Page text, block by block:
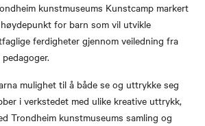
kunstmuseums Kunstcamp markert
for barn som vil utvikle
ferdigheter gjennom veiledning fra
mulighet til å både se og uttrykke seg
i verkstedet med ulike kreative uttrykk,
Trondheim kunstmuseums samling og